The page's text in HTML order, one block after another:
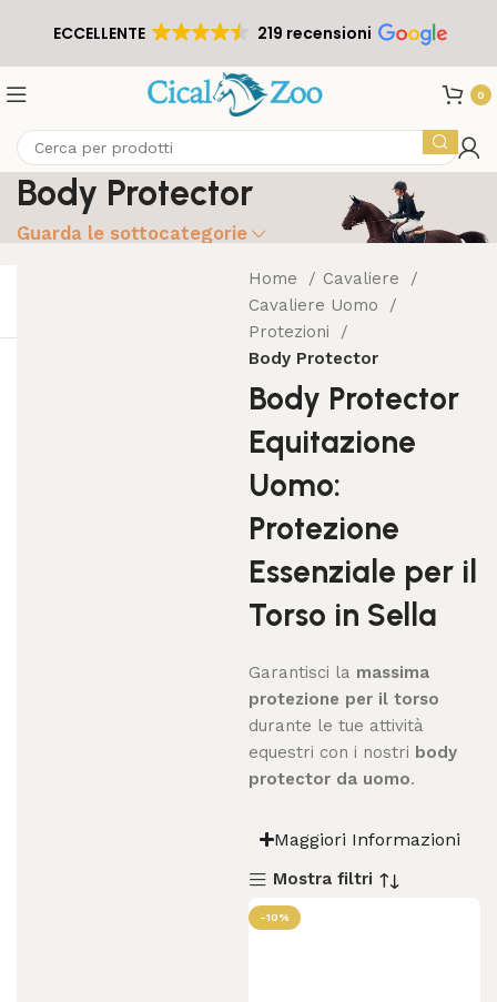
ECCELLENTE 219 recensioni
0
Body Protector
Guarda le sottocategorie
Home
Cavaliere
Cavaliere Uomo
Protezioni
Body Protector
Body Protector
Equitazione
Uomo:
Protezione
Essenziale per il
Torso in Sella
Garantisci la massima
protezione per il torso
durante le tue attività
equestri con i nostri body
protector da uomo.
Maggiori Informazioni
Mostra filtri
-10%